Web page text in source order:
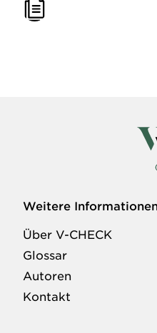
Weitere
Über V-CHECK
Glossar
Autoren
Kontakt